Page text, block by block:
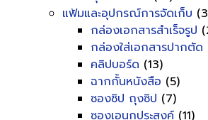
แฟ้มและอุปกรณ์การจัดเก็บ
กล่องเอกสารสำเร็จรูป
กล่องใส่เอกสารปากตัด
คลิปบอร์ด (13)
ฉากกั้นหนังสือ (5)
ซองซิป ถุงซิป (7)
ซองเอนกประสงค์ (11)